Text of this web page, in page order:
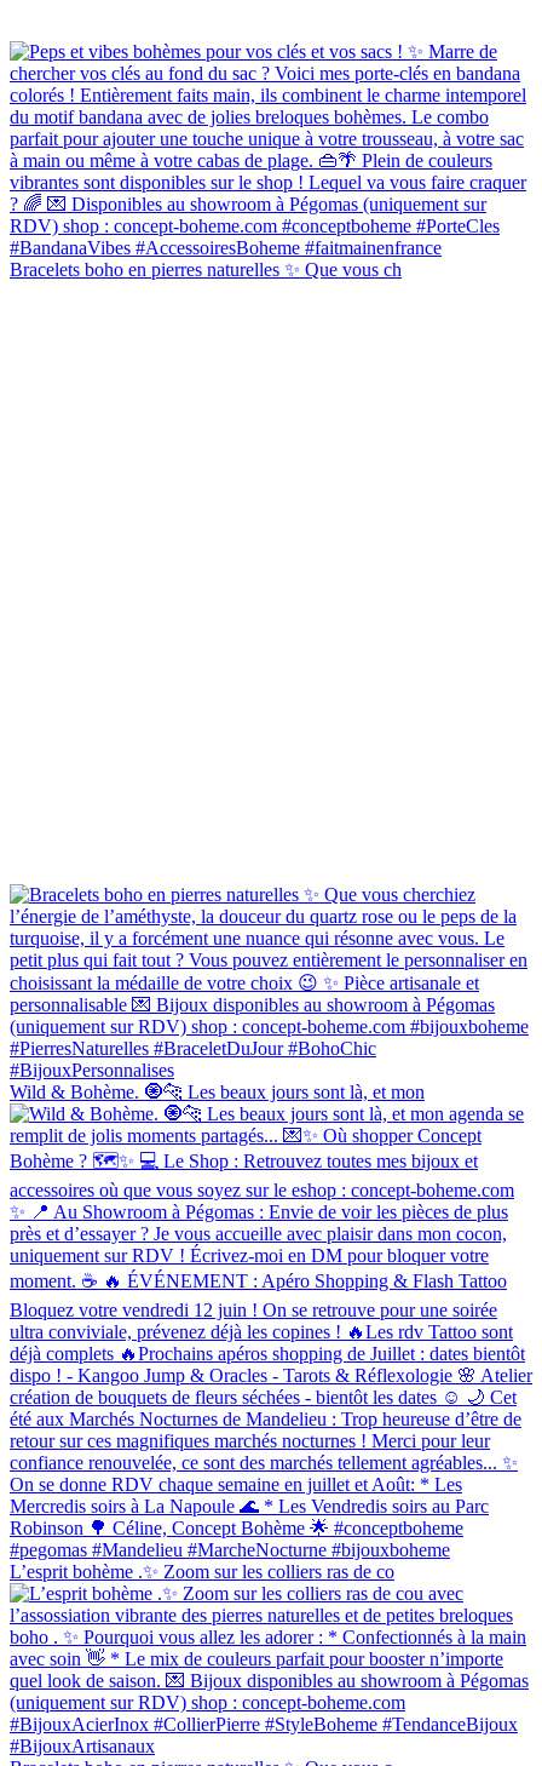
Bracelets boho en pierres naturelles ✨ Que vous ch
Wild & Bohème. 🧿🐆 Les beaux jours sont là, et mon
L’esprit bohème .✨ Zoom sur les colliers ras de co